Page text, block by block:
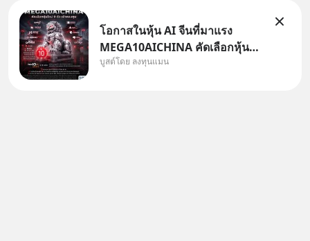
โอกาสในหุ้น AI จีนที่มาแรง
MEGA10AICHINA คัดเลือกหุ้น
ใหม่ 9 ตัว เข้ากองทุน.. ครอบคลุม
บูสต์โดย ลงทุนแมน